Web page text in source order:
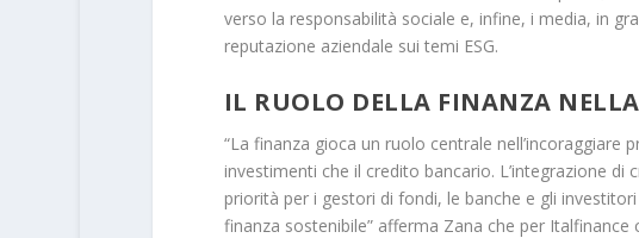
verso la responsabilità sociale e, infine, i media, in
reputazione aziendale sui temi ESG.
IL RUOLO DELLA FINANZA
“La finanza gioca un ruolo centrale nell’incoraggiare
investimenti che il credito bancario. L’integrazione di
priorità per i gestori di fondi, le banche e gli
finanza sostenibile” afferma Zana che per